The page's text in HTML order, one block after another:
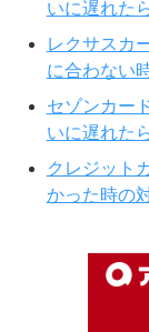
いに遅れた
レクサスカ
に合わない
セゾンカー
いに遅れた
クレジット
かった時の